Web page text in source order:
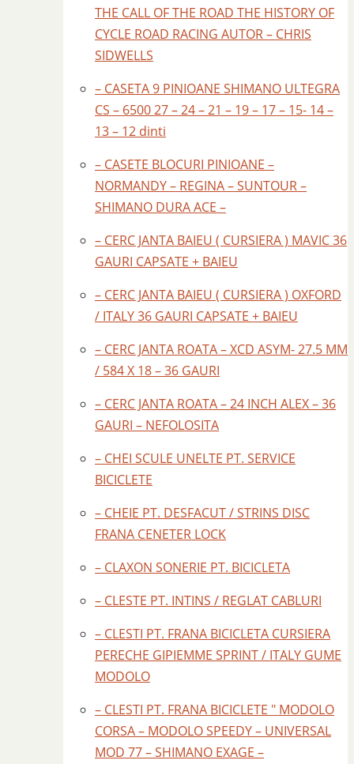
THE CALL OF THE ROAD THE HISTORY OF
CYCLE ROAD RACING AUTOR – CHRIS
SIDWELLS
– CASETA 9 PINIOANE SHIMANO ULTEGRA
CS – 6500 27 – 24 – 21 – 19 – 17 – 15- 14 –
13 – 12 dinti
– CASETE BLOCURI PINIOANE –
NORMANDY – REGINA – SUNTOUR –
SHIMANO DURA ACE –
– CERC JANTA BAIEU ( CURSIERA ) MAVIC 36
GAURI CAPSATE + BAIEU
– CERC JANTA BAIEU ( CURSIERA ) OXFORD
/ ITALY 36 GAURI CAPSATE + BAIEU
– CERC JANTA ROATA – XCD ASYM- 27.5 MM
/ 584 X 18 – 36 GAURI
– CERC JANTA ROATA – 24 INCH ALEX – 36
GAURI – NEFOLOSITA
– CHEI SCULE UNELTE PT. SERVICE
BICICLETE
– CHEIE PT. DESFACUT / STRINS DISC
FRANA CENETER LOCK
– CLAXON SONERIE PT. BICICLETA
– CLESTE PT. INTINS / REGLAT CABLURI
– CLESTI PT. FRANA BICICLETA CURSIERA
PERECHE GIPIEMME SPRINT / ITALY GUME
MODOLO
– CLESTI PT. FRANA BICICLETE " MODOLO
CORSA – MODOLO SPEEDY – UNIVERSAL
MOD 77 – SHIMANO EXAGE –